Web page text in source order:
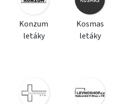
Konzum
letáky
Kosmas
letáky